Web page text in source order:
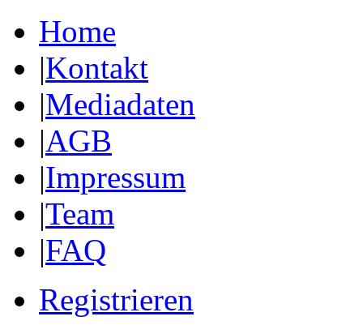
Home
|Kontakt
|Mediadaten
|AGB
|Impressum
|Team
|FAQ
Registrieren